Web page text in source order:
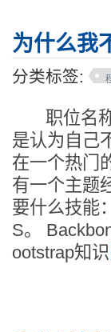
为什么我
分类标签:
职位名称
是认为自己
在一个热门
有一个主题
要什么技能
S。
ootstrap知识